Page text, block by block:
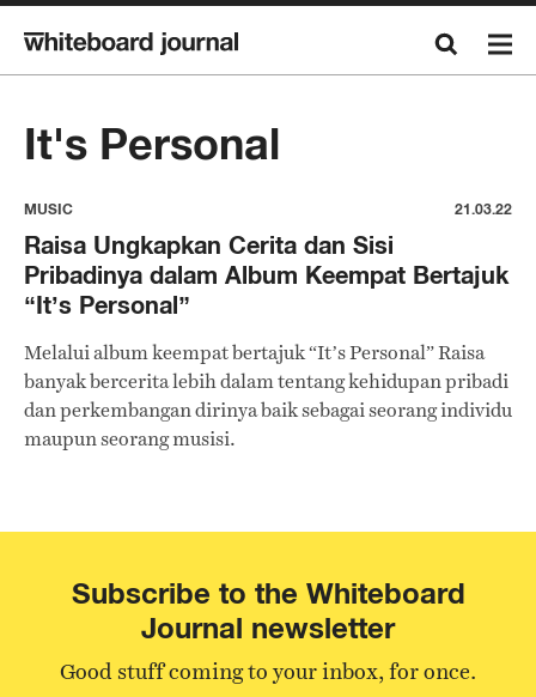
It's Personal
MUSIC 21.03.22
Raisa Ungkapkan Cerita dan Sisi
Pribadinya dalam Album Keempat Bertajuk
“It’s Personal”
Melalui album keempat bertajuk “It’s Personal” Raisa
banyak bercerita lebih dalam tentang kehidupan pribadi
dan perkembangan dirinya baik sebagai seorang individu
maupun seorang musisi.
Subscribe to the Whiteboard
Journal newsletter
Good stuff coming to your inbox, for once.